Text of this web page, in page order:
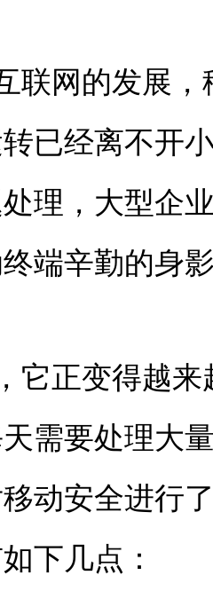
网的发展，
已经离不开
理，大型企
端辛勤的身
正变得越来
需要处理大
动安全进行
下几点：